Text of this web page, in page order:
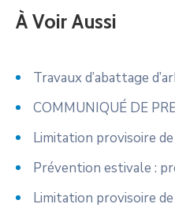
À Voir Aussi
Travaux d’abattage
COMMUNIQUÉ DE
Limitation provisoire de
Prévention estivale :
Limitation provisoire de